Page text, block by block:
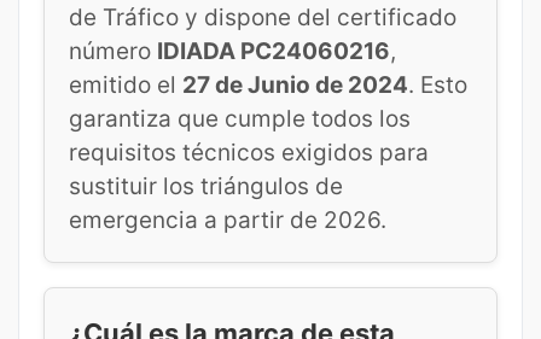
de Tráfico y dispone del certificado
número IDIADA PC24060216,
emitido el 27 de Junio de 2024. Esto
garantiza que cumple todos los
requisitos técnicos exigidos para
sustituir los triángulos de
emergencia a partir de 2026.